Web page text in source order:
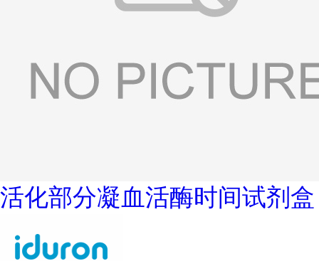
活化部分凝血活酶时间试剂盒